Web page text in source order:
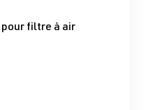
filtre à air